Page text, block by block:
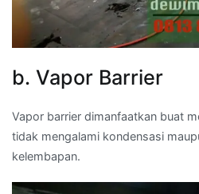
b. Vapor Barrier
Vapor barrier dimanfaatkan buat
tidak mengalami kondensasi
kelembapan.